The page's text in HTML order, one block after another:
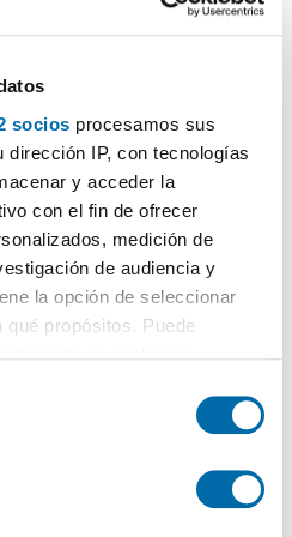
socios procesamos sus
IP, con tecnologías
y acceder la
con el fin de ofrecer
medición de
de audiencia y
la opción de seleccionar
propósitos. Puede
sobre su ubicación geográfica
2 Badezimmer
Kontaktieren